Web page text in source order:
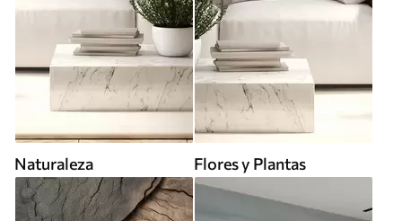
Naturaleza Flores y Plantas